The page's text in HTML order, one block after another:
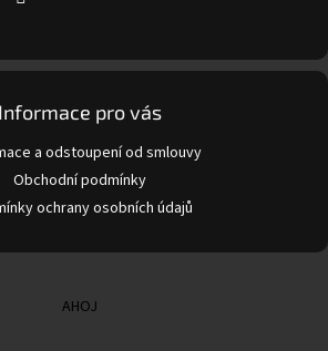
Informace pro vás
a odstoupení od smlouvy
Obchodní podmínky
ochrany osobních údajů
AHOJ